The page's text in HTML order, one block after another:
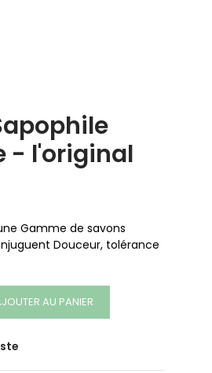
- l'original
Gamme de savons
Douceur, tolérance
AU PANIER